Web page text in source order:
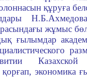
құруға
жұмыс
ғылымдар
қорғап,